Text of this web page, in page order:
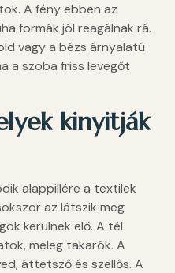
A fény ebben az
formák jól reagálnak rá.
vagy a bézs árnyalatú
a szoba friss levegőt
kinyitják
alappillére a textilek
az látszik meg
kerülnek elő. A tél
meleg takarók. A
áttetsző és szellős. A